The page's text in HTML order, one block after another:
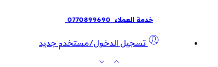
خدمة العملاء 0770899690
تسجيل الدخول/مستخدم جديد